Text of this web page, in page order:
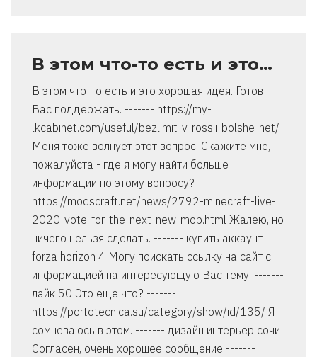
В этом что-то есть и это…
В этом что-то есть и это хорошая идея. Готов
Вас поддержать. ------- https://my-
lkcabinet.com/useful/bezlimit-v-rossii-bolshe-net/
Меня тоже волнует этот вопрос. Скажите мне,
пожалуйста - где я могу найти больше
информации по этому вопросу? -------
https://modscraft.net/news/2792-minecraft-live-
2020-vote-for-the-next-new-mob.html Жалею, но
ничего нельзя сделать. ------- купить аккаунт
forza horizon 4 Могу поискать ссылку на сайт с
информацией на интересующую Вас тему. -------
лайк 50 Это еще что? -------
https://portotecnica.su/category/show/id/135/ Я
сомневаюсь в этом. ------- дизайн интерьер сочи
Согласен, очень хорошее сообщение -------